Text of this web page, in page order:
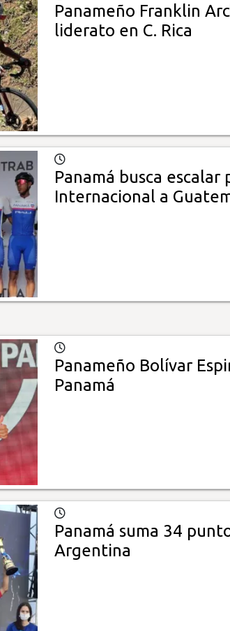
Panameño Franklin
liderato en C. Rica
Panamá busca
Internacional a
Panameño Bolívar
Panamá
Panamá suma 34
Argentina